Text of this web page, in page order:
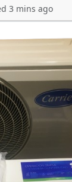
3 mins ago